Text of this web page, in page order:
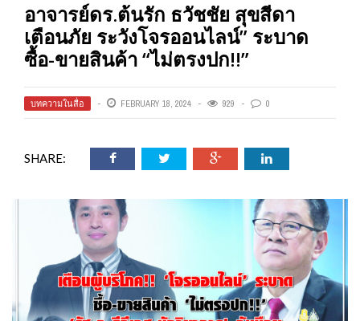
อาจารย์ดร.ต้นรัก ธวัชชัย สุขสีดา
เตือนภัย ระวังโจรออนไลน์” ระบาด
ซื้อ-ขายสินค้า “ไม่ตรงปก!!”
บทความในสื่อ FEBRUARY 18, 2024 929 0
SHARE: